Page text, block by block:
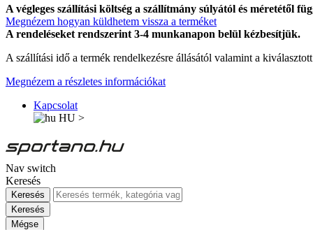
A végleges szállítási költség a szállítmány súlyától és méretétől
Megnézem hogyan küldhetem vissza a terméket
A rendeléseket rendszerint 3-4 munkanapon belül kézbesítjük.
A szállítási idő a termék rendelkezésre állásától valamint a
Megnézem a részletes információkat
Kapcsolat
HU >
Nav switch
Keresés
Keresés
Keresés
Mégse